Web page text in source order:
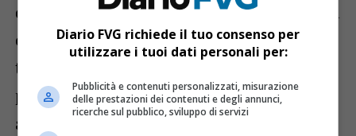
didattica orientata al saper fare
diventa
esperienza formativa a 360 gradi, dove
teoria, pratica e innovazione si fondono
per garantire competenze solide e
aggiornate.
Diario FVG richiede il tuo consenso per
utilizzare i tuoi dati personali per:
Pubblicità e contenuti personalizzati, misurazione
delle prestazioni dei contenuti e degli annunci,
ricerche sul pubblico, sviluppo di servizi